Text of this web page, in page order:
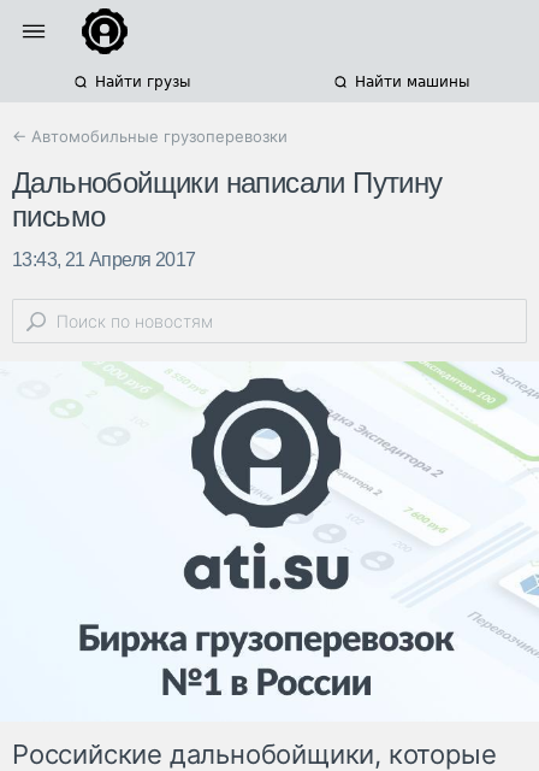
Найти грузы Найти машины
← Автомобильные грузоперевозки
Дальнобойщики написали Путину
письмо
13:43, 21 Апреля 2017
Российские дальнобойщики, которые